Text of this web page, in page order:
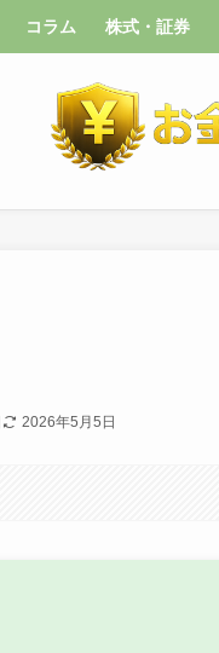
コラム 株式・証券
2026年5月5日